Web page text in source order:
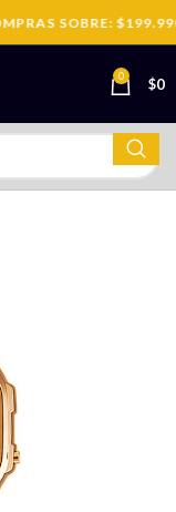
SOBRE: $199.990
0 $0